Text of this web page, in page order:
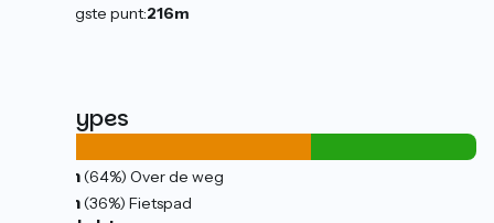
Hoogste punt:216m
Wegtypes
21km(64%) Over de weg
12km(36%) Fietspad